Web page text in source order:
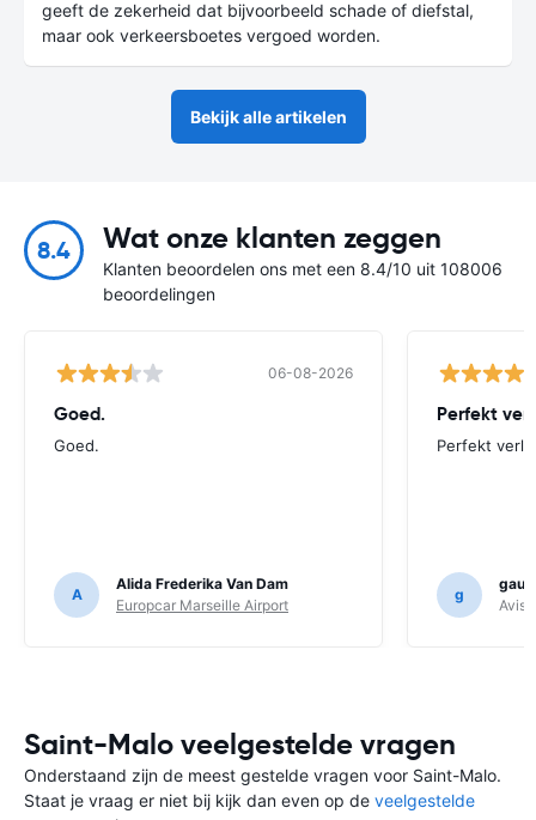
geeft de zekerheid dat bijvoorbeeld schade of diefstal,
maar ook verkeersboetes vergoed worden.
Bekijk alle artikelen
8.4 Wat onze klanten zeggen
Klanten beoordelen ons met een 8.4/10 uit 108006
beoordelingen
06-08-2026
Goed.
Goed.
A
Alida Frederika Van Dam
Europcar Marseille Airport
Perfekt
Perfekt
g
Avis
Saint-Malo veelgestelde vragen
Onderstaand zijn de meest gestelde vragen voor Saint-Malo.
Staat je vraag er niet bij kijk dan even op de veelgestelde